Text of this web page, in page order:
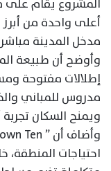
أعلى واحدة من أبرز
مدخل المدينة
وأوضح أن طبيعة
إطلالات مفتوحة
مدروس للمباني
ويمنح السكان
احتياجات